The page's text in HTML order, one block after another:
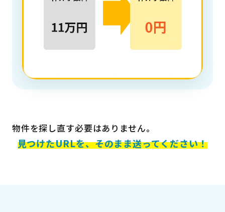
物件を探し直す必要はありません。
見つけたURLを、そのまま送ってください！